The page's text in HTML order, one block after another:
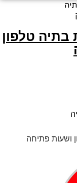
טלפון
פתיחה